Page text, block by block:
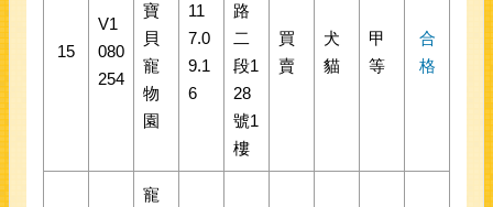
15
V1
080
254
寶
貝
寵
物
園
11
7.0
9.1
6
路
二
段1
28
號1
樓
買
賣
犬
貓
甲
等
合
格
寵